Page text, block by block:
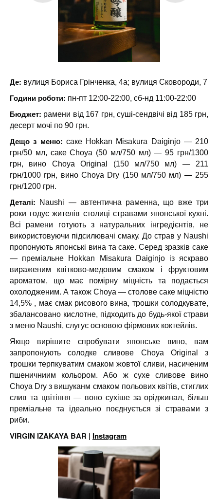
Де: вулиця Бориса Грінченка, 4а; вулиця Сковороди, 7
Години роботи: пн-пт 12:00-22:00, сб-нд 11:00-22:00
Бюджет: рамени від 167 грн, суші-сендвічі від 185 грн,
десерт мочі по 90 грн.
Дещо з меню: саке Hokkan Misakura Daiginjo — 210
грн/50 мл, саке Choya (50 мл/750 мл) — 95 грн/1300
грн, вино Choya Original (150 мл/750 мл) — 211
грн/1000 грн, вино Choya Dry (150 мл/750 мл) — 255
грн/1200 грн.
Деталі: Naushi — автентична раменна, що вже три
роки годує жителів столиці стравами японської кухні.
Всі рамени готують з натуральних інгредієнтів, не
використовуючи підсилювачі смаку. До страв у Naushi
пропонують японські вина та саке. Серед зразків саке
— преміальне Hokkan Misakura Daiginjoіз яскраво
вираженим квітково-медовим смаком і фруктовим
ароматом, що має помірну міцність та подається
охолодженим. А також Choya — столове саке міцністю
14,5% , має смак рисового вина, трошки солодкувате,
збалансовано кислотне, підходить до будь-якої страви
з меню Naushi, слугує основою фірмових коктейлів.
Якщо вирішите спробувати японське вино, вам
запропонують солодке сливове Choya Original
з
трошки терпкуватим смаком жовтої сливи, насиченим
пшеничниим кольором. Або ж сухе сливове вино
Choya Dry з вишуканм смаком польових квітів, стиглих
слив та цвітіння — воно сухіше за оріджинал, більш
преміальне та ідеально поєднується зі стравами з
риби.
VIRGIN IZAKAYA BAR | Instagram